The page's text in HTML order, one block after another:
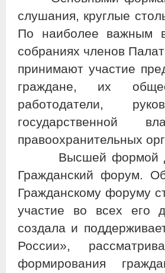
слушания, круглые
По наиболее важным
собраниях членов
принимают участие
граждане, их
работодатели,
государственной
правоохранительных
Высшей формой
Гражданский форум.
Гражданскому форуму
участие во всех его
создала и
России»,
формирования